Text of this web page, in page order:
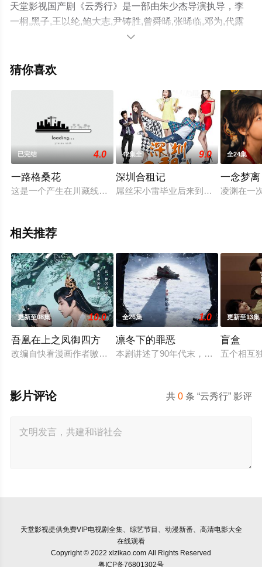
天堂影视国产剧《云秀行》是一部由朱少杰导演执导，李
一桐,黑子,王以纶,鲍大志,尹铸胜,曾舜晞,张晞临,邓为,代露
娃,简宇熙,邓孝慈,程泓鑫,范静雯,田嘉瑞等演员精彩演绎的
免费观看高清无删减完整版电视剧全集就上天堂电影网，

猜你喜欢
已完结 4.0
一路格桑花
这是一个产生在川藏线上的故事。大年夜学毕业生李青格为了
42集全 9.0
深圳合租记
屌丝宋小雷毕业后来到了大年夜都会
全24集
一念梦离
凌渊在一
相关推荐
更新至08集 10.0
吾凰在上之凤御四方
改编自快看漫画作者嗷小泽的独家连载漫画《吾凰在上》。现
全26集 1.0
凛冬下的罪恶
本剧讲述了90年代末，怒河市刑侦支
更新至13集
盲盒
五个相互
共0 条 “云秀行” 影评
影片评论
天堂影视提供免费VIP电视剧全集、综艺节目、动漫新番、高清电影大全
在线观看
Copyright © 2022 xlzikao.com All Rights Reserved
粤ICP备76801302号